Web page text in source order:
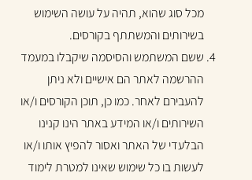
מכל סוג שהוא, תהיה על עושה השימוש
בשירותים והמשתתף בקורסים.
ששם המשתמש והסיסמה שיקבלו במעמד
ההרשמה לאתר הם אישיים ולא ניתן
להעבירם לאחר. כמו כן, תוכן הקורסים ו/או
השירותים ו/או המידע באתר הינו קנינו
הבלעדי של האתר ואסור להפיץ אותו ו/או
לעשות בו כל שימוש שאינו למטרת לימוד